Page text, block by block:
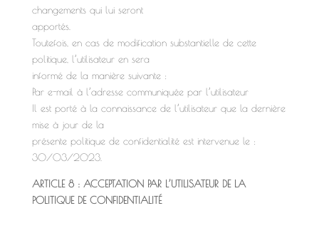
changements qui lui seront
apportés.
Toutefois, en cas de modification substantielle de cette
politique, l’utilisateur en sera
informé de la manière suivante :
Par e-mail à l’adresse communiquée par l’utilisateur
Il est porté à la connaissance de l’utilisateur que la dernière
mise à jour de la
présente politique de confidentialité est intervenue le :
30/03/2023.
ARTICLE 8 : ACCEPTATION PAR L’UTILISATEUR DE LA
POLITIQUE DE CONFIDENTIALITÉ